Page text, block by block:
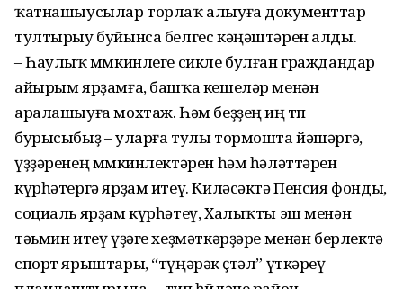
ҡатнашыусылар торлаҡ алыуға документтар
тултырыу буйынса белгес кәңәштәрен алды.
– Һаулыҡ мөмкинлеге сикле булған граждандар
айырым ярҙамға, башҡа кешеләр менән
аралашыуға мохтаж. Һәм беҙҙең иң төп
бурысыбыҙ – уларға тулы тормошта йәшәргә,
үҙҙәренең мөмкинлектәрен һәм һәләттәрен
күрһәтергә ярҙам итеү. Киләсәктә Пенсия фонды,
социаль ярҙам күрһәтеү, Халыҡты эш менән
тәьмин итеү үҙәге хеҙмәткәрҙәре менән берлектә
спорт ярыштары, “түңәрәк өҫтәл” үткәреү